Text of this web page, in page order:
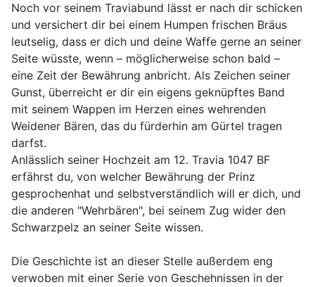
Noch vor seinem Traviabund lässt er nach dir schicken
und versichert dir bei einem Humpen frischen Bräus
leutselig, dass er dich und deine Waffe gerne an seiner
Seite wüsste, wenn – möglicherweise schon bald –
eine Zeit der Bewährung anbricht. Als Zeichen seiner
Gunst, überreicht er dir ein eigens geknüpftes Band
mit seinem Wappen im Herzen eines wehrenden
Weidener Bären, das du fürderhin am Gürtel tragen
darfst.
Anlässlich seiner Hochzeit am 12. Travia 1047 BF
erfährst du, von welcher Bewährung der Prinz
gesprochenhat und selbstverständlich will er dich, und
die anderen "Wehrbären", bei seinem Zug wider den
Schwarzpelz an seiner Seite wissen.
Die Geschichte ist an dieser Stelle außerdem eng
verwoben mit einer Serie von Geschehnissen in der